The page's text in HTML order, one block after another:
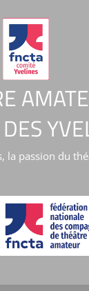
la passion du